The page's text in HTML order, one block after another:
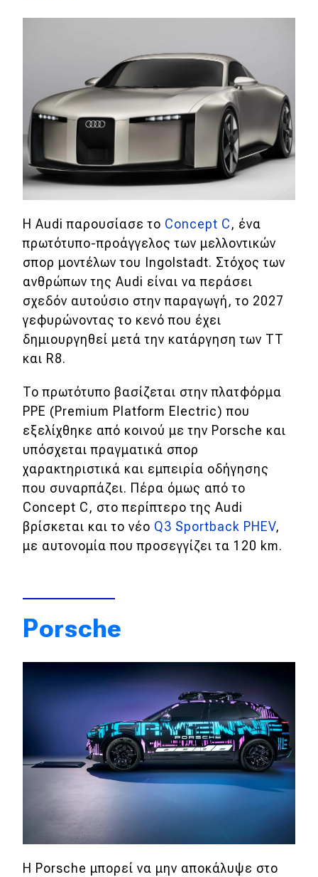
H Audi παρουσίασε το Concept C, ένα
πρωτότυπο-προάγγελος των μελλοντικών
σπορ μοντέλων του Ingolstadt. Στόχος των
ανθρώπων της Audi είναι να περάσει
σχεδόν αυτούσιο στην παραγωγή, το 2027
γεφυρώνοντας το κενό που έχει
δημιουργηθεί μετά την κατάργηση των TT
και R8.
To πρωτότυπο βασίζεται στην πλατφόρμα
PPE (Premium Platform Electric) που
εξελίχθηκε από κοινού με την Porsche και
υπόσχεται πραγματικά σπορ
χαρακτηριστικά και εμπειρία οδήγησης
που συναρπάζει. Πέρα όμως από το
Concept C, στο περίπτερο της Audi
βρίσκεται και το νέο Q3 Sportback PHEV,
με αυτονομία που προσεγγίζει τα 120 km.
Porsche
H Porsche μπορεί να μην αποκάλυψε στο